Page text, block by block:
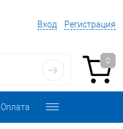
Вход Регистрация
0
Оплата